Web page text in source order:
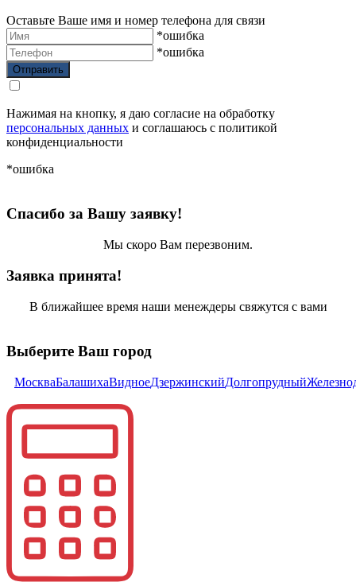
Оставьте Ваше имя и номер телефона для связи
*ошибка
*ошибка
Нажимая на кнопку, я даю согласие на обработку
персональных данных и соглашаюсь с политикой
конфиденциальности
*ошибка
Спасибо за Вашу заявку!
Мы скоро Вам перезвоним.
Заявка принята!
В ближайшее время наши менеждеры свяжутся с вами
Выберите Ваш город
МоскваБалашихаВидноеДзержинскийДолгопрудный